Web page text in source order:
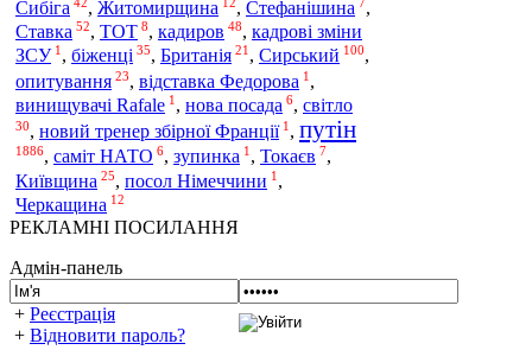
Сибіга
, Житомирщина , Стефанішина
,
Ставка 52, ТОТ 8, кадиров 48, кадрові зміни
ЗСУ 1 , біженці 35, Британія 21 , Сирський 100,
опитування 23, відставка Федорова 1 ,
винищувачі Rafale 1 , нова посада 6, світло
30, новий тренер збірної Франції 1 , путін
1886, саміт НАТО 6, зупинка 1 , Токаєв 7,
Київщина 25, посол Німеччини 1 ,
Черкащина 12
РЕКЛАМНІ ПОСИЛАННЯ
Адмін-панель
+ Реєстрація
+ Відновити пароль?